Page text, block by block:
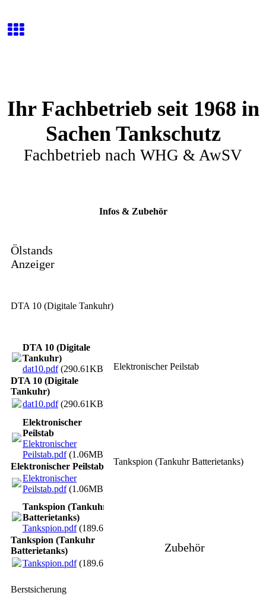
Ihr Fachbetrieb seit 1968 in
Sachen Tankschutz
Fachbetrieb nach WHG & AwSV
Infos & Zubehör
Ölstands
Anzeiger
DTA 10 (Digitale Tankuhr)
DTA 10 (Digitale
Tankuhr)
dat10.pdf(290.61KB)
DTA 10 (Digitale
Tankuhr)
dat10.pdf(290.61KB)
Elektronischer Peilstab
Elektronischer
Peilstab
Elektronischer
Peilstab.pdf(1.06MB)
Elektronischer Peilstab
Elektronischer
Peilstab.pdf(1.06MB)
Tankspion (Tankuhr Batterietanks)
Tankspion (Tankuhr
Batterietanks)
Tankspion.pdf(189.67KB)
Tankspion (Tankuhr
Batterietanks)
Tankspion.pdf(189.67KB)
Zubehör
Berstsicherung